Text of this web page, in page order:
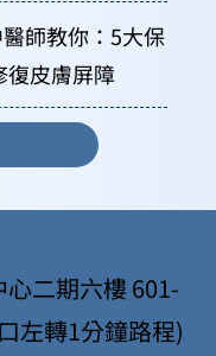
師教你：5大保
復皮膚屏障
二期六樓 601-
左轉1分鐘路程)